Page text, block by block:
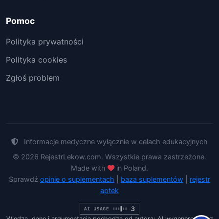
Pomoc
Polityka prywatności
Polityka cookies
Zgłoś problem
Informacje medyczne wyłącznie w celach edukacyjnych
© 2026 RejestrLekow.com. Wszystkie prawa zastrzeżone.
Made with
in Poland.
Sprawdź opinie o suplementach baza suplementów
rejestr
aptek